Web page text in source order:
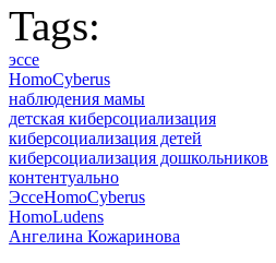
Tags:
эссе
HomoCyberus
наблюдения мамы
детская киберсоциализация
киберсоциализация детей
киберсоциализация дошкольников
контентуально
ЭссеHomoCyberus
HomoLudens
Ангелина Кожаринова